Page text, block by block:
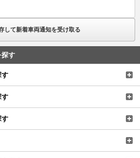
して新着車両通知を受け取る
探す
す
す
す